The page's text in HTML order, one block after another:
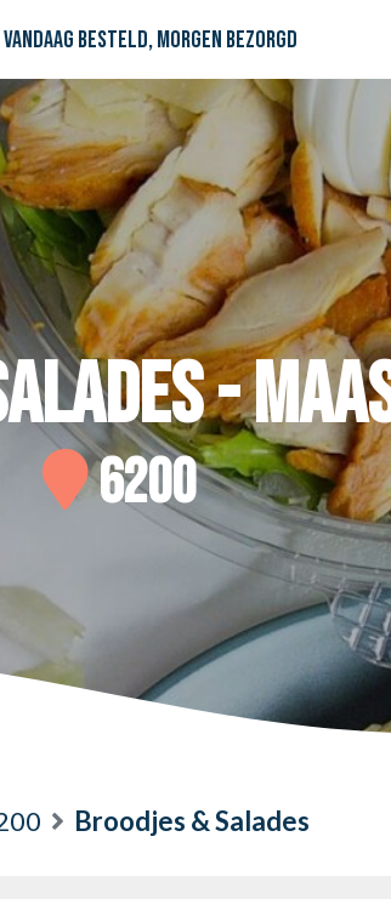
Vandaag besteld, morgen bezorgd
-
6200
Broodjes & Salades